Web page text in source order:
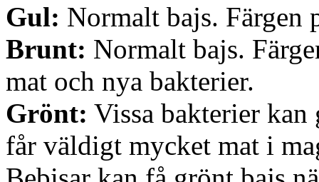
Gul: Normalt bajs. Färgen
Brunt: Normalt bajs.
mat och nya bakterier.
Grönt: Vissa bakterier
får väldigt mycket mat i